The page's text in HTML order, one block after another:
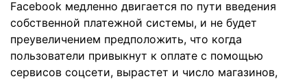
Facebook медленно двигается по пути введения
собственной платежной системы, и не будет
преувеличением предположить, что когда
пользователи привыкнут к оплате с помощью
сервисов соцсети, вырастет и число магазинов,